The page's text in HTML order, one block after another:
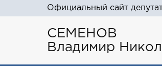
Официальный сайт
СЕМЕНОВ
Владимир